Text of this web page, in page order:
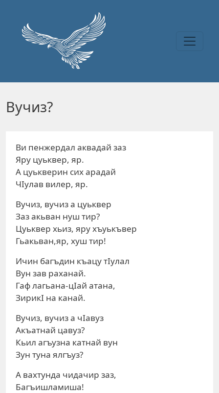
Вучиз?
Ви пенжердал аквадай заз
Яру цуьквер, яр.
А цуькверин сих арадай
ЧIулав вилер, яр.
Вучиз, вучиз а цуьквер
Заз акьван нуш тир?
Цуьквер хьиз, яру хъуькъвер
Гьакьван,яр, хуш тир!
Ичин багъдин къацу тIулал
Вун зав раханай.
Гаф лагьана-цIай атана,
ЗирикI на канай.
Вучиз, вучиз а чIавуз
Акъатнай цавуз?
Кьил агъузна катнай вун
Зун туна ялгъуз?
А вахтунда чидачир заз,
Багъишламиша!